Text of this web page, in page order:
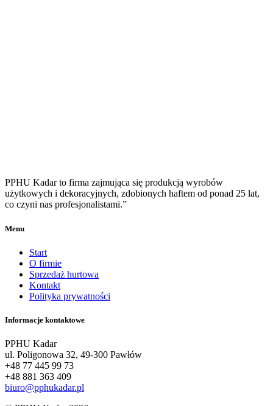
PPHU Kadar to firma zajmująca się produkcją wyrobów
użytkowych i dekoracyjnych, zdobionych haftem od ponad 25 lat,
co czyni nas profesjonalistami.”
Menu
Start
O firmie
Sprzedaż hurtowa
Kontakt
Polityka prywatności
Informacje kontaktowe
PPHU Kadar
ul. Poligonowa 32, 49-300 Pawłów
+48 77 445 99 73
+48 881 363 409
biuro@pphukadar.pl